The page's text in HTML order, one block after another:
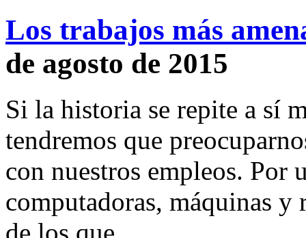
Los trabajos más
de agosto de 2015
Si la historia se repite a sí
tendremos que
con nuestros empleos. Por
computadoras, máquinas y